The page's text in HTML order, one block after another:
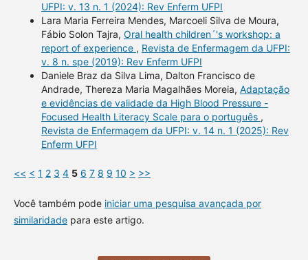
UFPI: v. 13 n. 1 (2024): Rev Enferm UFPI
Lara Maria Ferreira Mendes, Marcoeli Silva de Moura,
Fábio Solon Tajra, Oral health children´'s workshop: a
report of experience , Revista de Enfermagem da UFPI:
v. 8 n. spe (2019): Rev Enferm UFPI
Daniele Braz da Silva Lima, Dalton Francisco de
Andrade, Thereza Maria Magalhães Moreia, Adaptação
e evidências de validade da High Blood Pressure -
Focused Health Literacy Scale para o português ,
Revista de Enfermagem da UFPI: v. 14 n. 1 (2025): Rev
Enferm UFPI
<< < 1 2 3 4 5 6 7 8 9 10 > >>
Você também pode iniciar uma pesquisa avançada por
similaridadepara este artigo.